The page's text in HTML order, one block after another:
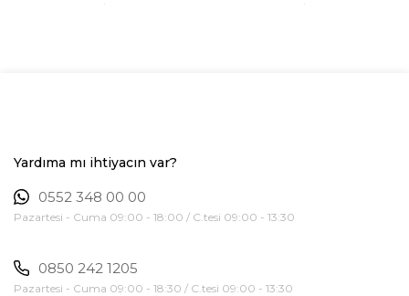
Yardıma mı ihtiyacın var?
0552 348 00 00
Pazartesi - Cuma 09:00 - 18:00 / C.tesi 09:00 - 13:30
0850 242 1205
Pazartesi - Cuma 09:00 - 18:30 / C.tesi 09:00 - 13:30